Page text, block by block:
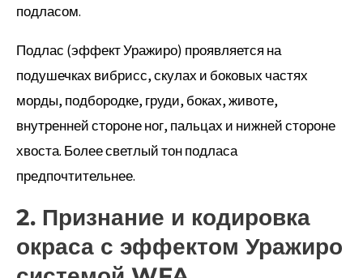
подласом.
Подлас (эффект Уражиро) проявляется на
подушечках вибрисс, скулах и боковых частях
морды, подбородке, груди, боках, животе,
внутренней стороне ног, пальцах и нижней стороне
хвоста. Более светлый тон подласа
предпочтительнее.
2. Признание и кодировка
окраса с эффектом Уражиро